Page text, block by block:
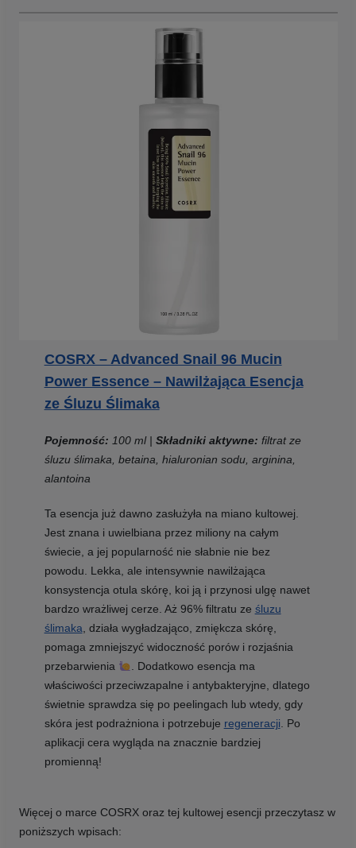
COSRX – Advanced Snail 96 Mucin
Power Essence – Nawilżająca Esencja
ze Śluzu Ślimaka
Pojemność: 100 ml | Składniki aktywne: filtrat ze
śluzu ślimaka, betaina, hialuronian sodu, arginina,
alantoina
Ta esencja już dawno zasłużyła na miano kultowej.
Jest znana i uwielbiana przez miliony na całym
świecie, a jej popularność nie słabnie nie bez
powodu. Lekka, ale intensywnie nawilżająca
konsystencja otula skórę, koi ją i przynosi ulgę nawet
bardzo wrażliwej cerze. Aż 96% filtratu ze śluzu
ślimaka , działa wygładzająco, zmiękcza skórę,
pomaga zmniejszyć widoczność porów i rozjaśnia
przebarwienia
. Dodatkowo esencja ma
właściwości przeciwzapalne i antybakteryjne, dlatego
świetnie sprawdza się po peelingach lub wtedy, gdy
skóra jest podrażniona i potrzebuje regeneracji . Po
aplikacji cera wygląda na znacznie bardziej
promienną!
Więcej o marce COSRX oraz tej kultowej esencji przeczytasz w
poniższych wpisach: